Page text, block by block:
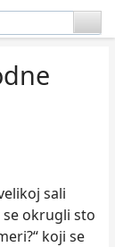
sali
se okrugli sto
koji se